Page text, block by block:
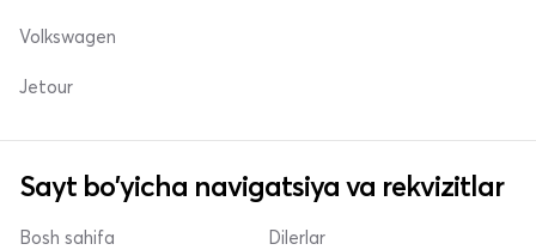
Volkswagen
Jetour
Sayt bo'yicha navigatsiya va rekvizitlar
Bosh sahifa Dilerlar